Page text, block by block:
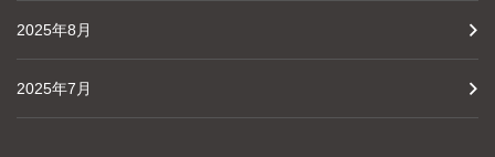
2025年8月
2025年7月